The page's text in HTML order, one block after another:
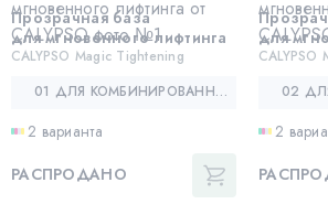
Прозрачная база
для мгновенного лифтинга
CALYPSO Magic Tightening
01 ДЛЯ КОМБИНИРОВАННОЙ И ЖИРНОЙ КОЖИ (ЖЕЛТАЯ УПАКОВКА)
2 варианта
РАСПРОДАНО
для
2